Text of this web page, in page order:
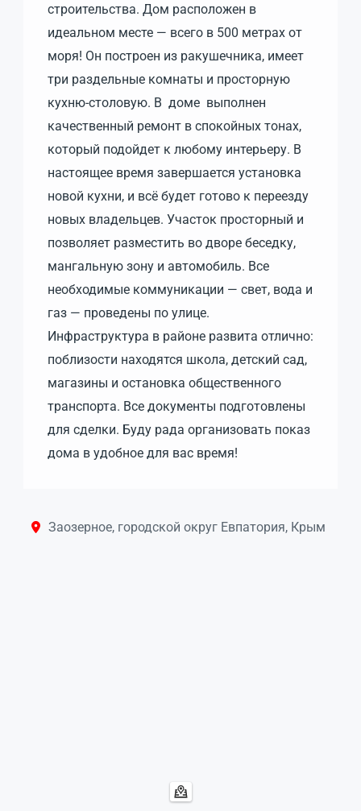
строительства. Дом расположен в
идеальном месте — всего в 500 метрах от
моря! Он построен из ракушечника, имеет
три раздельные комнаты и просторную
кухню-столовую. В доме выполнен
качественный ремонт в спокойных тонах,
который подойдет к любому интерьеру. В
настоящее время завершается установка
новой кухни, и всё будет готово к переезду
новых владельцев. Участок просторный и
позволяет разместить во дворе беседку,
мангальную зону и автомобиль. Все
необходимые коммуникации — свет, вода и
газ — проведены по улице.
Инфраструктура в районе развита отлично:
поблизости находятся школа, детский сад,
магазины и остановка общественного
транспорта. Все документы подготовлены
для сделки. Буду рада организовать показ
дома в удобное для вас время!
Заозерное, городской округ Евпатория, Крым